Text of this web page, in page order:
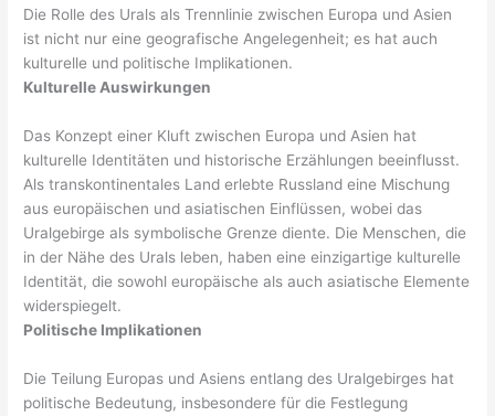
Die Rolle des Urals als Trennlinie zwischen Europa und Asien
ist nicht nur eine geografische Angelegenheit; es hat auch
kulturelle und politische Implikationen.
Kulturelle Auswirkungen
Das Konzept einer Kluft zwischen Europa und Asien hat
kulturelle Identitäten und historische Erzählungen beeinflusst.
Als transkontinentales Land erlebte Russland eine Mischung
aus europäischen und asiatischen Einflüssen, wobei das
Uralgebirge als symbolische Grenze diente. Die Menschen, die
in der Nähe des Urals leben, haben eine einzigartige kulturelle
Identität, die sowohl europäische als auch asiatische Elemente
widerspiegelt.
Politische Implikationen
Die Teilung Europas und Asiens entlang des Uralgebirges hat
politische Bedeutung, insbesondere für die Festlegung